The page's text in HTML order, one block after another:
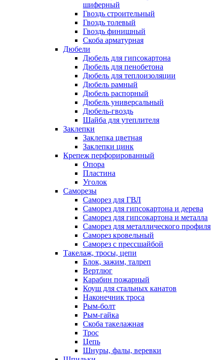
шиферный
Гвоздь строительный
Гвоздь толевый
Гвоздь финишный
Скоба арматурная
Дюбели
Дюбель для гипсокартона
Дюбель для пенобетона
Дюбель для теплоизоляции
Дюбель рамный
Дюбель распорный
Дюбель универсальный
Дюбель-гвоздь
Шайба для утеплителя
Заклепки
Заклепка цветная
Заклепки цинк
Крепеж перфорированный
Опора
Пластина
Уголок
Саморезы
Саморез для ГВЛ
Саморез для гипсокартона и дерева
Саморез для гипсокартона и металла
Саморез для металлического профиля
Саморез кровельный
Саморез с прессшайбой
Такелаж, тросы, цепи
Блок, зажим, талреп
Вертлюг
Карабин пожарный
Коуш для стальных канатов
Наконечник троса
Рым-болт
Рым-гайка
Скоба такелажная
Трос
Цепь
Шнуры, фалы, веревки